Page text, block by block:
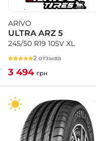
ARIVO
ULTRA ARZ 5
245/50 R19 105V XL
2 отзыва
3 494 грн